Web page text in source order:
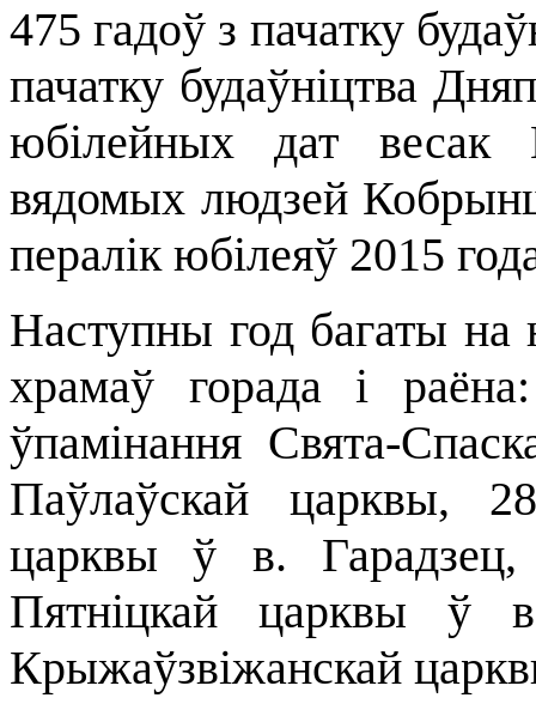
475 гадоў з пачатку
пачатку будаўніцтва
юбілейных дат весак
вядомых людзей
пералік юбілеяў 2015
Наступны год багаты на
храмаў горада і
ўпамінання Свята-
Паўлаўскай царквы,
царквы ў в. Гарадзец,
Пятніцкай царквы ў
Крыжаўзвіжанскай